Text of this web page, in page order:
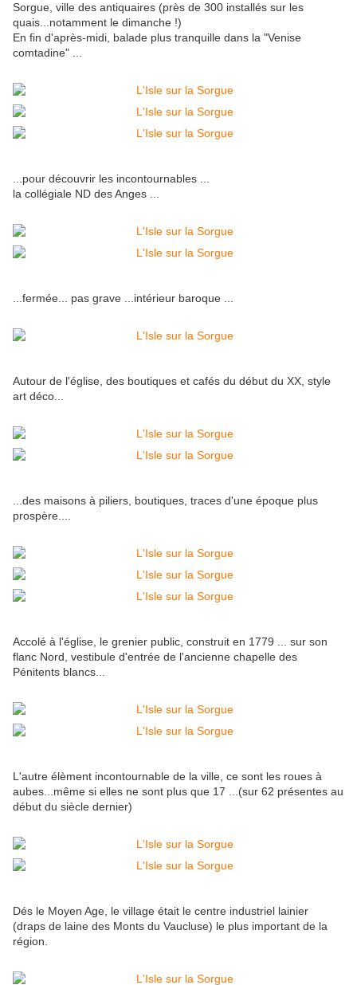
Sorgue, ville des antiquaires (près de 300 installés sur les
quais...notamment le dimanche !)
En fin d'après-midi, balade plus tranquille dans la "Venise
comtadine" ...
...pour découvrir les incontournables ...
la collégiale ND des Anges ...
...fermée... pas grave ...intérieur baroque ...
Autour de l'église, des boutiques et cafés du début du XX, style
art déco...
...des maisons à piliers, boutiques, traces d'une époque plus
prospère....
Accolé à l'église, le grenier public, construit en 1779 ... sur son
flanc Nord, vestibule d'entrée de l'ancienne chapelle des
Pénitents blancs...
L'autre élèment incontournable de la ville, ce sont les roues à
aubes...même si elles ne sont plus que 17 ...(sur 62 présentes au
début du siècle dernier)
Dés le Moyen Age, le village était le centre industriel lainier
(draps de laine des Monts du Vaucluse) le plus important de la
région.